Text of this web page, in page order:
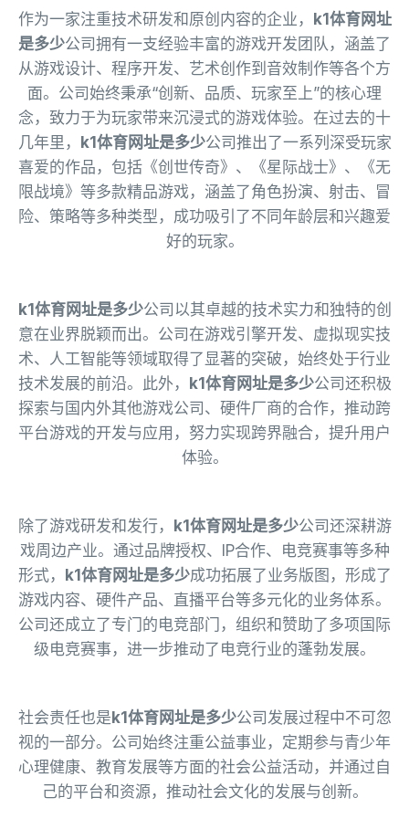
作为一家注重技术研发和原创内容的企业， k1体育网址
是多少公司拥有一支经验丰富的游戏开发团队，涵盖了
从游戏设计、程序开发、艺术创作到音效制作等各个方
面。公司始终秉承“创新、品质、玩家至上”的核心理
念，致力于为玩家带来沉浸式的游戏体验。在过去的十
几年里， k1体育网址是多少公司推出了一系列深受玩家
喜爱的作品，包括《创世传奇》、《星际战士》、《无
限战境》等多款精品游戏，涵盖了角色扮演、射击、冒
险、策略等多种类型，成功吸引了不同年龄层和兴趣爱
好的玩家。
k1体育网址是多少公司以其卓越的技术实力和独特的创
意在业界脱颖而出。公司在游戏引擎开发、虚拟现实技
术、人工智能等领域取得了显著的突破，始终处于行业
技术发展的前沿。此外， k1体育网址是多少公司还积极
探索与国内外其他游戏公司、硬件厂商的合作，推动跨
平台游戏的开发与应用，努力实现跨界融合，提升用户
体验。
除了游戏研发和发行， k1体育网址是多少公司还深耕游
戏周边产业。通过品牌授权、IP合作、电竞赛事等多种
形式， k1体育网址是多少成功拓展了业务版图，形成了
游戏内容、硬件产品、直播平台等多元化的业务体系。
公司还成立了专门的电竞部门，组织和赞助了多项国际
级电竞赛事，进一步推动了电竞行业的蓬勃发展。
社会责任也是k1体育网址是多少公司发展过程中不可忽
视的一部分。公司始终注重公益事业，定期参与青少年
心理健康、教育发展等方面的社会公益活动，并通过自
己的平台和资源，推动社会文化的发展与创新。